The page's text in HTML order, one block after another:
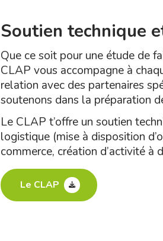
Soutien technique
Que ce soit pour une étude de
CLAP vous accompagne à
relation avec des partenaires
soutenons dans la préparation
Le CLAP t’offre un soutien
logistique (mise à disposition
commerce, création d’activité à
Le CLAP